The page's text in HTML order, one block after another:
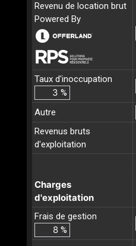
Revenu de location brut
Powered By
Taux d'inoccupation
%
Autre
Revenus bruts
d'exploitation
Charges
d'exploitation
Frais de gestion
%